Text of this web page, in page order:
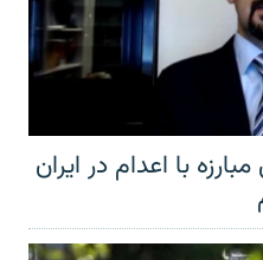
با اعدام در ایران